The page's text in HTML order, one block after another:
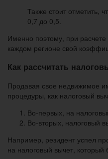
Также стоит отметить,
0,7 до 0,5.
Именно поэтому, при расчете
каждом регионе свой
Как рассчитать
Продавая свое недвижимое
процедуры, как налоговый
Во-первых, на
Во-вторых, налоговый
Например, резидент успел
на налоговый вычет,